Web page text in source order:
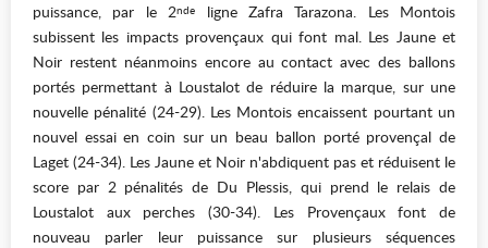
puissance, par le 2nde
ligne Zafra Tarazona. Les Montois
subissent les impacts provençaux qui font mal. Les Jaune et
Noir restent néanmoins encore au contact avec des ballons
portés permettant à Loustalot de réduire la marque, sur une
nouvelle pénalité (24-29). Les Montois encaissent pourtant un
nouvel essai en coin sur un beau ballon porté provençal de
Laget (24-34). Les Jaune et Noir n'abdiquent pas et réduisent le
score par 2 pénalités de Du Plessis, qui prend le relais de
Loustalot aux perches (30-34). Les Provençaux font de
nouveau parler leur puissance sur plusieurs séquences